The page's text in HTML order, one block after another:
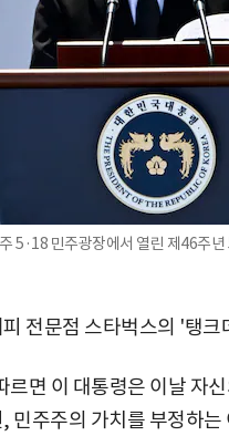
5·18 민주광장에서 열린 제46주
전문점 스타벅스의 '탱
르면 이 대통령은 이날 자
민주주의 가치를 부정하